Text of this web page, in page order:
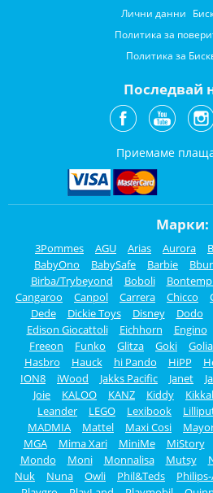
Лични данни
Политика за
Политика за
Последвай
Приемаме
Марки:
3Pommes AGU Arias Aurora
BabyOno
BabySafe Barbie
Birba/Trybeyond
Boboli
Cangaroo
Canpol Carrera Chicco
Dede
Dickie Toys Disney Dodo
Edison Giocattoli
Eichhorn Engino
Freeon
Funko Glitza Goki
Hasbro
Hauck hi Pando HiPP
ION8
iWood Jakks Pacific Janet
Joie
KALOO KANZ Kiddy
Leander
LEGO Lexibook
MADMIA
Mattel Maxi Cosi
MGA
Mima Xari MiniMe MiStory
Mondo
Moni Monnalisa Mutsy
Nuk
Nuna Owli Phil&Teds